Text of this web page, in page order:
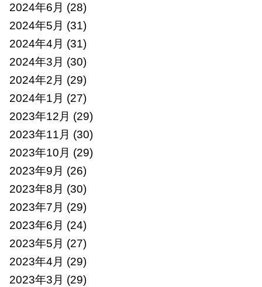
2024年6月 (28)
2024年5月 (31)
2024年4月 (31)
2024年3月 (30)
2024年2月 (29)
2024年1月 (27)
2023年12月 (29)
2023年11月 (30)
2023年10月 (29)
2023年9月 (26)
2023年8月 (30)
2023年7月 (29)
2023年6月 (24)
2023年5月 (27)
2023年4月 (29)
2023年3月 (29)